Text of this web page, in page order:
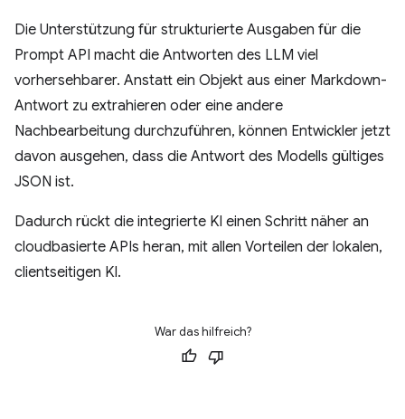
Die Unterstützung für strukturierte Ausgaben für die
Prompt API macht die Antworten des LLM viel
vorhersehbarer. Anstatt ein Objekt aus einer Markdown-
Antwort zu extrahieren oder eine andere
Nachbearbeitung durchzuführen, können Entwickler jetzt
davon ausgehen, dass die Antwort des Modells gültiges
JSON ist.
Dadurch rückt die integrierte KI einen Schritt näher an
cloudbasierte APIs heran, mit allen Vorteilen der lokalen,
clientseitigen KI.
War das hilfreich?